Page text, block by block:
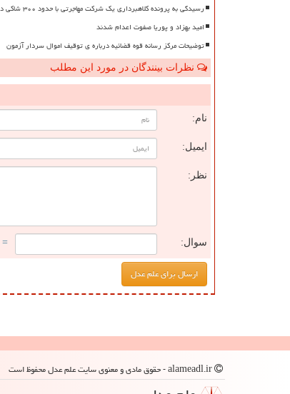
رسیدگی به پرونده کلاهبرداری یک شرکت مهاجرتی با حدود ۳۰۰ شاکی در دادسرای تهران
امید بهزاد و پوریا صفوت اعدام شدند
توضیحات مرکز رسانه قوه قضائیه درباره ی توقیف اموال سردار آزمون
نظرات بینندگان در مورد این مطلب
نام:
ایمیل:
نظر:
سوال: = ۶ بعلاوه ۴